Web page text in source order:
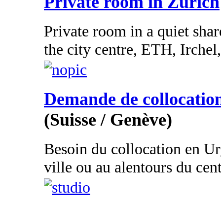
Private room in a quiet
the city centre, ETH,
Demande de
(Suisse / Genève)
Besoin du collocation en
ville ou au alentours du